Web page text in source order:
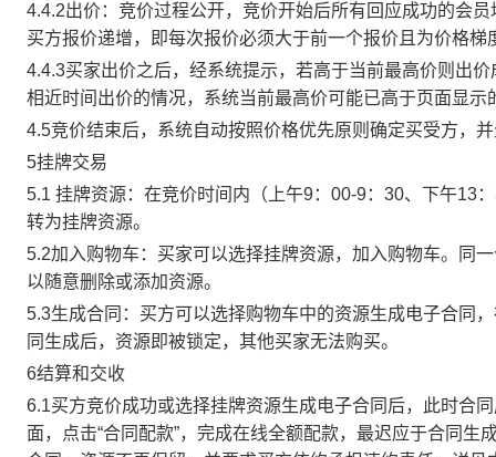
4.4.2出价：竞价过程公开，竞价开始后所有回应成功的会
买方报价递增，即每次报价必须大于前一个报价且为价格
4.4.3买家出价之后，经系统提示，若高于当前最高价则出
相近时间出价的情况，系统当前最高价可能已高于页面显示
4.5竞价结束后，系统自动按照价格优先原则确定买受方，
5挂牌交易
5.1 挂牌资源：在竞价时间内（上午9：00-9：30、下午13
转为挂牌资源。
5.2加入购物车：买家可以选择挂牌资源，加入购物车。同
以随意删除或添加资源。
5.3生成合同：买方可以选择购物车中的资源生成电子合同
同生成后，资源即被锁定，其他买家无法购买。
6结算和交收
6.1买方竞价成功或选择挂牌资源生成电子合同后，此时合
面，点击“合同配款”，完成在线全额配款，最迟应于合同